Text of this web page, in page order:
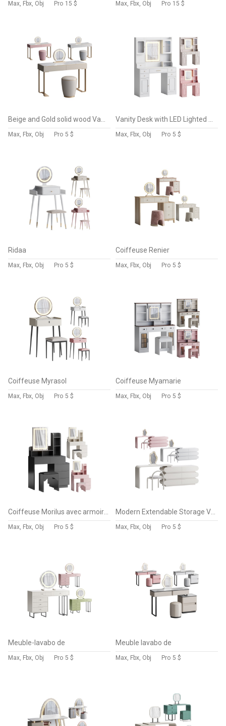
Max, Fbx, Obj Pro 15 $ Max, Fbx, Obj Pro 15 $
Max, Fbx, Obj Pro 5 $ Max, Fbx, Obj Pro 5 $
Ridaa
Max, Fbx, Obj Pro 5 $
Coiffeuse Renier
Max, Fbx, Obj Pro 5 $
Coiffeuse Myrasol
Max, Fbx, Obj Pro 5 $
Coiffeuse Myamarie
Max, Fbx, Obj Pro 5 $
Max, Fbx, Obj Pro 5 $ Max, Fbx, Obj Pro 5 $
Meuble-lavabo de
Max, Fbx, Obj Pro 5 $
Meuble lavabo de
Max, Fbx, Obj Pro 5 $